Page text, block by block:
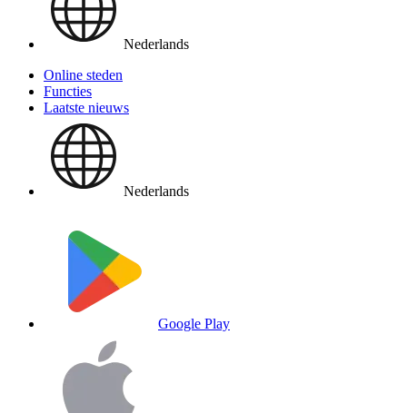
Nederlands
Online steden
Functies
Laatste nieuws
Nederlands
Google Play